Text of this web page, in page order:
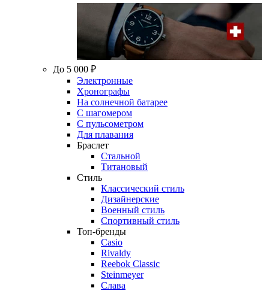
До 5 000 ₽
Электронные
Хронографы
На солнечной батарее
С шагомером
С пульсометром
Для плавания
Браслет
Стальной
Титановый
Стиль
Классический стиль
Дизайнерские
Военный стиль
Спортивный стиль
Топ-бренды
Casio
Rivaldy
Reebok Classic
Steinmeyer
Слава